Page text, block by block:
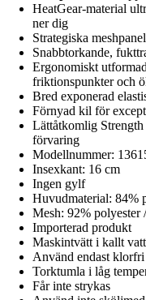
HeatGear-material
ner dig
Strategiska
Snabbtorkande,
Ergonomiskt
friktionspunkter och
Bred exponerad
Förnyad kil för
Lättåtkomlig
förvaring
Modellnummer:
Insexkant: 16 cm
Ingen gylf
Huvudmaterial: 84%
Mesh: 92% polyester
Importerad produkt
Maskintvätt i kallt
Använd endast
Torktumla i låg
Får inte strykas